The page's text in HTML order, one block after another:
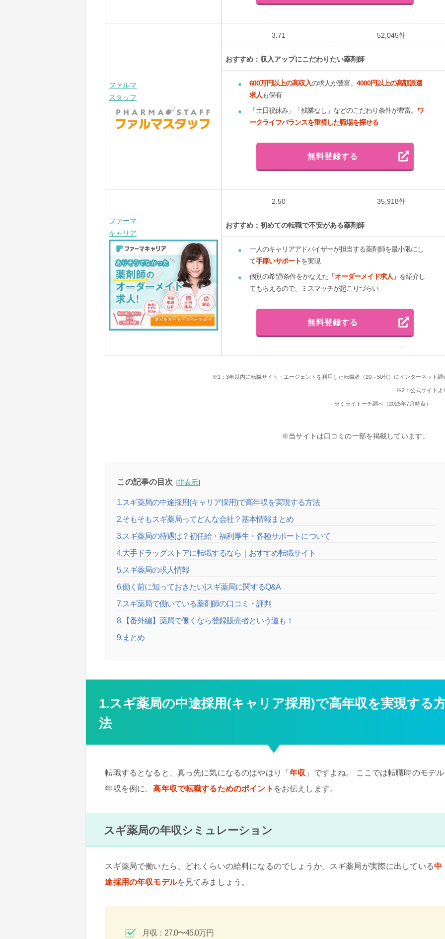
ファルマ
スタッフ
3.71 52,045件
おすすめ：収入アップにこだわりたい薬剤師
600万円以上の高収入の求人が豊富。4000円以上の高額派遣
求人も保有
「土日祝休み」「残業なし」などのこだわり条件が豊富。 ワ
ークライフバランスを重視した職場を探せる
無料登録する
ファーマ
キャリア
2.50 35,918件
おすすめ：初めての転職で不安がある薬剤師
一人のキャリアアドバイザーが担当する薬剤師を最小限にし
て手厚いサポートを実現
個別の希望/条件をかなえた 「オーダーメイド求人」 を紹介し
てもらえるので、ミスマッチが起こりづらい
無料登録する
※1：3年以内に転職サイト・エージェントを利用した転職者（20～50代）にインターネット調
※2：公式サイトよ
※ミライトーチ調べ（2025年7月時点）
※当サイトは口コミの一部を掲載しています。
この記事の目次 [非表示]
1.スギ薬局の中途採用(キャリア採用)で高年収を実現する方法
2.そもそもスギ薬局ってどんな会社？基本情報まとめ
3.スギ薬局の待遇は？初任給・福利厚生・各種サポートについて
4.大手ドラッグストアに転職するなら｜おすすめ転職サイト
5.スギ薬局の求人情報
6.働く前に知っておきたい|スギ薬局に関するQ&A
7.スギ薬局で働いている薬剤師の口コミ・評判
8.【番外編】薬局で働くなら登録販売者という道も！
9.まとめ
1.スギ薬局の中途採用(キャリア採用)で高年収を実現する
法
転職するとなると、真っ先に気になるのはやはり「年収 」ですよね。 ここでは転職時のモデル
年収を例に、高年収で転職するためのポイント をお伝えします。
スギ薬局の年収シミュレーション
スギ薬局で働いたら、どれくらいの給料になるのでしょうか。スギ薬局が実際に出している中
途採用の年収モデルを見てみましょう。
月収：27.0〜45.0万円